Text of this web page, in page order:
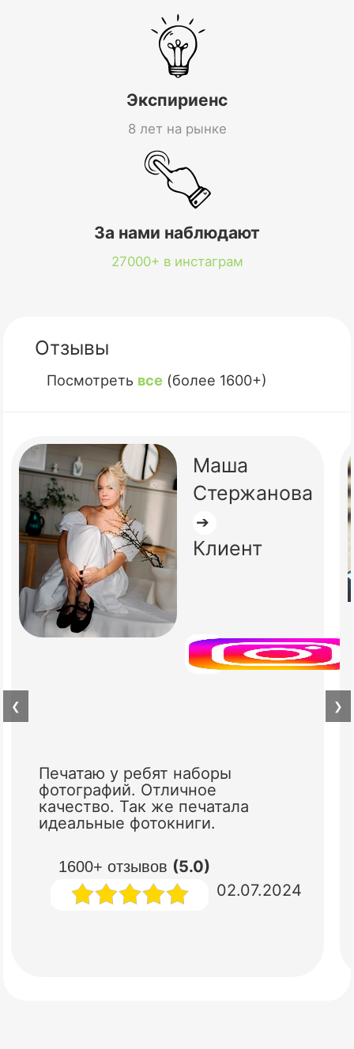
Экспириенс
8 лет на рынке
За нами наблюдают
27000+ в инстаграм
Отзывы
Посмотреть все (более 1600+)
Маша
Стержанова
➔
Клиент
1600+ отзывов (5.0)
Печатаю у ребят наборы
фотографий. Отличное
качество. Так же печатала
идеальные фотокниги.
02.07.2024
❮ ❯